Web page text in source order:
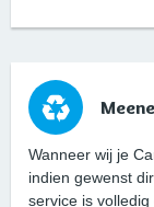
Wanneer wij je
indien gewenst
service is